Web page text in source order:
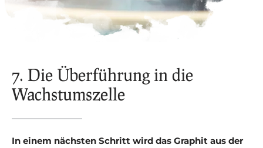
7. Die Überführung in die
Wachstumszelle
In einem nächsten Schritt wird das Graphit aus der